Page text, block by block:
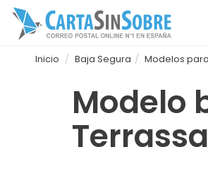
Inicio Baja Segura Modelos
Modelo
Terrassa